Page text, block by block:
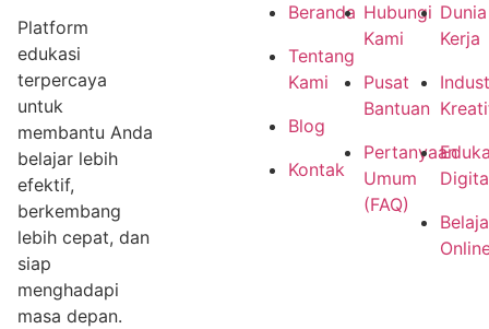
Platform
edukasi
terpercaya
untuk
membantu Anda
belajar lebih
efektif,
berkembang
lebih cepat, dan
siap
menghadapi
masa depan.
Beranda
Tentang
Kami
Blog
Kontak
Hubungi
Kami
Pusat
Bantuan
Pertanyaan
Umum
(FAQ)
Dunia
Kerja